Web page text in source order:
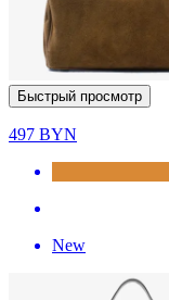
Быстрый просмотр
497 BYN
New